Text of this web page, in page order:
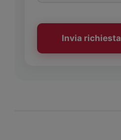
Invia richiesta